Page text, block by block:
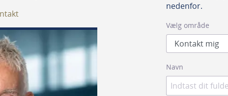
nedenfor.
Vælg område
Navn